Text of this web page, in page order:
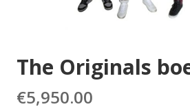
The Originals
€5,950.00